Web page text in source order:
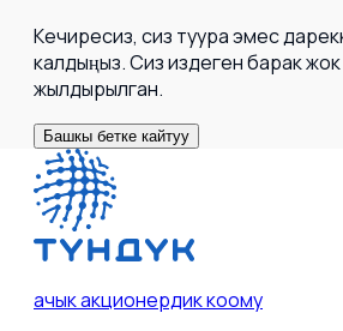
Кечиресиз, сиз туура эмес
калдыңыз. Сиз издеген барак
жылдырылган.
Башкы бетке кайтуу
ачык акционердик коому